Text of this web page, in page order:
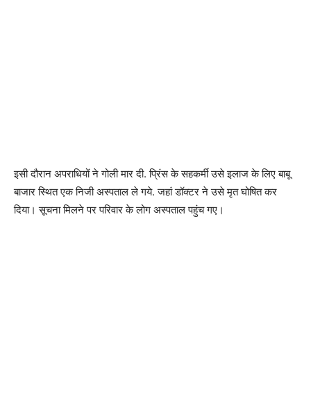
इसी दौरान अपराधियों ने गोली मार दी. प्रिंस के सहकर्मी उसे इलाज के लिए बाबू
बाजार स्थित एक निजी अस्पताल ले गये. जहां डॉक्टर ने उसे मृत घोषित कर
दिया। सूचना मिलने पर परिवार के लोग अस्पताल पहुंच गए।